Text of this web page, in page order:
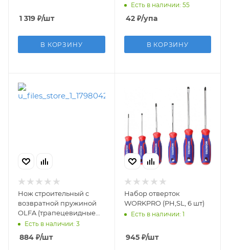
1 319 ₽/шт
В КОРЗИНУ
Есть в наличии: 55
42₽/упа
В КОРЗИНУ
Нож строительный с
возвратной пружиной
OLFA (трапецевидные
лезвия) (Выводим)
Есть в наличии: 3
884 ₽/шт
Набор отверток
WORKPRO (PH,SL, 6 шт)
Есть в наличии: 1
945₽/шт